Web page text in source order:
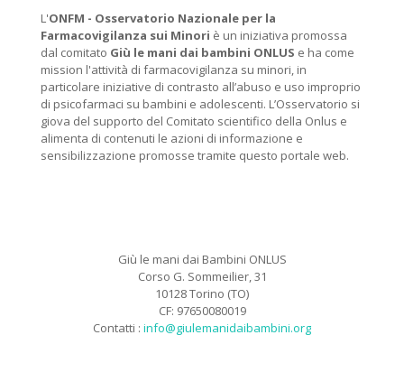
L'ONFM - Osservatorio Nazionale per la
Farmacovigilanza sui Minori è un iniziativa promossa
dal comitato Giù le mani dai bambini ONLUS e ha come
mission l'attività di farmacovigilanza su minori, in
particolare iniziative di contrasto all’abuso e uso improprio
di psicofarmaci su bambini e adolescenti. L’Osservatorio si
giova del supporto del Comitato scientifico della Onlus e
alimenta di contenuti le azioni di informazione e
sensibilizzazione promosse tramite questo portale web.
Giù le mani dai Bambini ONLUS
Corso G. Sommeilier, 31
10128 Torino (TO)
CF: 97650080019
Contatti : info@giulemanidaibambini.org